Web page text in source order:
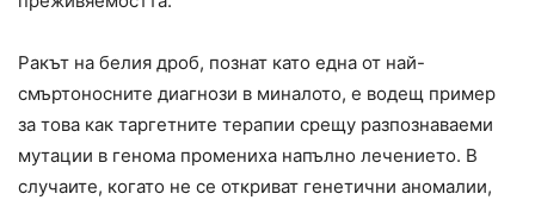
Ракът на белия дроб, познат като една от най-
смъртоносните диагнози в миналото, е водещ пример
за това как таргетните терапии срещу разпознаваеми
мутации в генома промениха напълно лечението. В
случаите, когато не се откриват генетични аномалии,